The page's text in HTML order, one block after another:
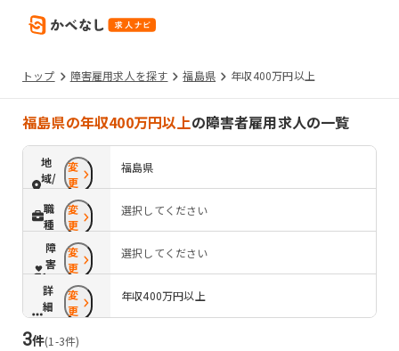
トップ 障害雇用求人を探す 福島県 年収400万円以上
福島県の年収400万円以上の障害者雇用求人の一覧
地
域/
路
線
変
更
福島県
職
種
変
更
選択してください
障
害
配
慮
変
更
選択してください
詳
細
条
件
変
更
年収400万円以上
3件(1 -3件)